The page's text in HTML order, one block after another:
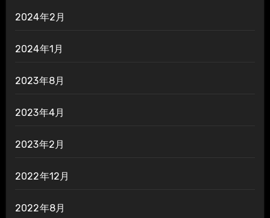
2024年2月
2024年1月
2023年8月
2023年4月
2023年2月
2022年12月
2022年8月